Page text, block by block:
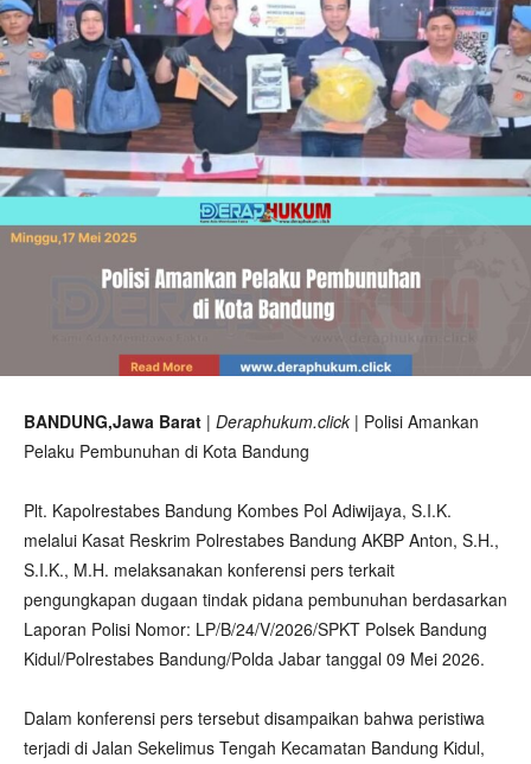
BANDUNG,Jawa Barat | Deraphukum.click | Polisi Amankan
Pelaku Pembunuhan di Kota Bandung
‎Plt. Kapolrestabes Bandung Kombes Pol Adiwijaya, S.I.K.
melalui Kasat Reskrim Polrestabes Bandung AKBP Anton, S.H.,
S.I.K., M.H. melaksanakan konferensi pers terkait
pengungkapan dugaan tindak pidana pembunuhan berdasarkan
Laporan Polisi Nomor: LP/B/24/V/2026/SPKT Polsek Bandung
Kidul/Polrestabes Bandung/Polda Jabar tanggal 09 Mei 2026.
‎Dalam konferensi pers tersebut disampaikan bahwa peristiwa
terjadi di Jalan Sekelimus Tengah Kecamatan Bandung Kidul,